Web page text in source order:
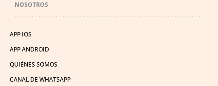
NOSOTROS
APP IOS
APP ANDROID
QUIÉNES SOMOS
CANAL DE WHATSAPP